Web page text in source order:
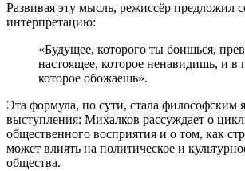
Развивая эту мысль, режиссёр предложил
интерпретацию:
«Будущее, которого ты боишься,
настоящее, которое ненавидишь, и в
которое обожаешь».
Эта формула, по сути, стала философским
выступления: Михалков рассуждает о
общественного восприятия и о том, как
может влиять на политическое и
общества.